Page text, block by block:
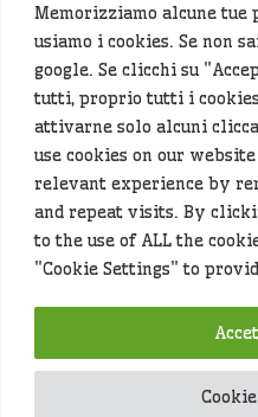
Memorizziamo alcune
usiamo i cookies. Se non
google. Se clicchi su
tutti, proprio tutti i
attivarne solo alcuni
use cookies on our
relevant experience by
and repeat visits. By
to the use of ALL the
"Cookie Settings" to
Siamo attenti a non
d’immagine. Se un
richiederne la rimozione
messaggio).
Alcuni articoli sono
l'intelligenza artificiale
provenienti da fonti
locale. Prima della
controllato dalla redazione.
Hey che fine fanno i miei